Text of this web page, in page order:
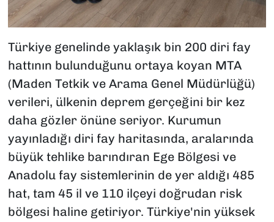
Türkiye genelinde yaklaşık bin 200 diri fay
hattının bulunduğunu ortaya koyan MTA
(Maden Tetkik ve Arama Genel Müdürlüğü)
verileri, ülkenin deprem gerçeğini bir kez
daha gözler önüne seriyor. Kurumun
yayınladığı diri fay haritasında, aralarında
büyük tehlike barındıran Ege Bölgesi ve
Anadolu fay sistemlerinin de yer aldığı 485
hat, tam 45 il ve 110 ilçeyi doğrudan risk
bölgesi haline getiriyor. Türkiye'nin yüksek